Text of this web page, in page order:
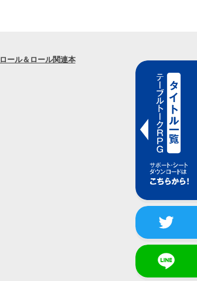
ロール＆ロール関連本